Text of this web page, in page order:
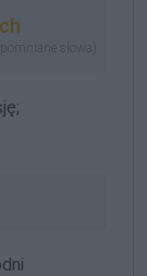
słowa)